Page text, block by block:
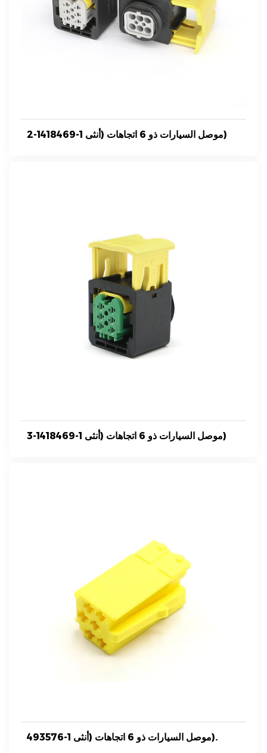
2-1418469-1 موصل السيارات ذو 6 اتجاهات (أنثى)
3-1418469-1 موصل السيارات ذو 6 اتجاهات (أنثى)
493576-1 موصل السيارات ذو 6 اتجاهات (أنثى).